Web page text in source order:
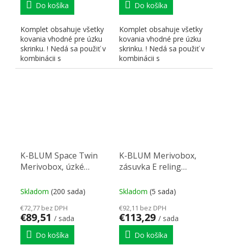
Do košíka
Komplet obsahuje všetky
kovania vhodné pre úzku
skrinku. ! Nedá sa použiť v
kombinácii s
bezúchytkovým otváraním!
Do košíka
Komplet obsahuje všetky
kovania vhodné pre úzku
skrinku. ! Nedá sa použiť v
kombinácii s
bezúchytkovým otváraním!
K-BLUM Space Twin
Merivobox, úzké
Skladom (200 sada)
€72,77 bez DPH
€89,51 / sada
Do košíka
K-BLUM Merivobox,
zásuvka E reling
sivá IG, Inserta, drez
Skladom (5 sada)
€92,11 bez DPH
€113,29 / sada
Do košíka